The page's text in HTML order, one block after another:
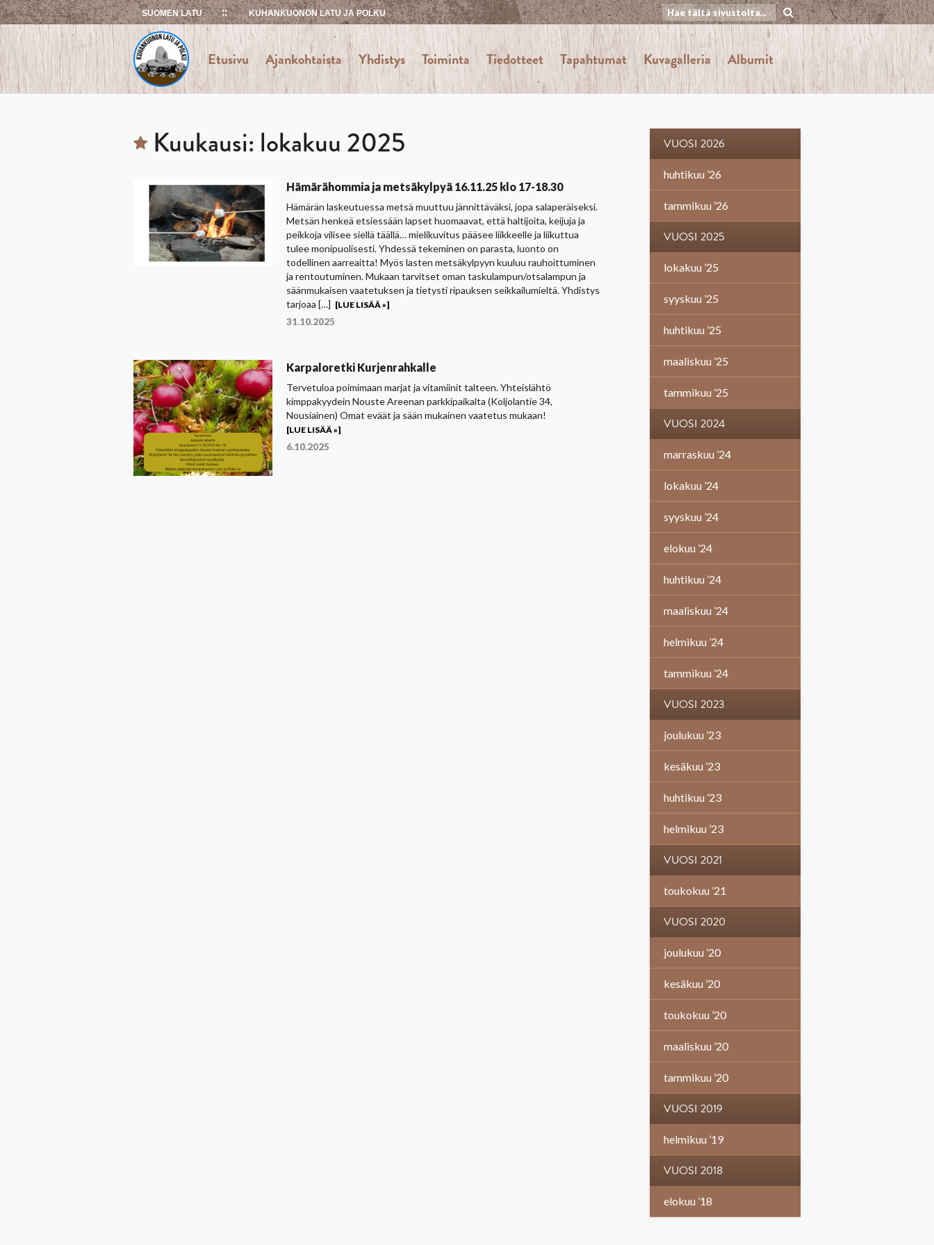
Skip
to
content
SUOMEN LATU KUHANKUONON LATU JA POLKU
Etusivu Ajankohtaista Yhdistys Toiminta Tiedotteet Tapahtumat Kuvagalleria Albumit
Kuukausi: lokakuu 2025
Hämärähommia ja metsäkylpyä 16.11.25 klo 17-18.30
Hämärän laskeutuessa metsä muuttuu jännittäväksi, jopa salaperäiseksi.
Metsän henkeä etsiessään lapset huomaavat, että haltijoita, keijuja ja
peikkoja vilisee siellä täällä… mielikuvitus pääsee liikkeelle ja liikuttua
tulee monipuolisesti. Yhdessä tekeminen on parasta, luonto on
todellinen aarreaitta! Myös lasten metsäkylpyyn kuuluu rauhoittuminen
ja rentoutuminen. Mukaan tarvitset oman taskulampun/otsalampun ja
säänmukaisen vaatetuksen ja tietysti ripauksen seikkailumieltä. Yhdistys
tarjoaa […] [LUE LISÄÄ »]
31.10.2025
Karpaloretki Kurjenrahkalle
Tervetuloa poimimaan marjat ja vitamiinit talteen. Yhteislähtö
kimppakyydein Nouste Areenan parkkipaikalta (Koljolantie 34,
Nousiainen) Omat eväät ja sään mukainen vaatetus mukaan!
[LUE LISÄÄ »]
6.10.2025
VUOSI 2026
huhtikuu ’26
tammikuu ’26
VUOSI 2025
lokakuu ’25
syyskuu ’25
huhtikuu ’25
maaliskuu ’25
tammikuu ’25
VUOSI 2024
marraskuu ’24
lokakuu ’24
syyskuu ’24
elokuu ’24
huhtikuu ’24
maaliskuu ’24
helmikuu ’24
tammikuu ’24
VUOSI 2023
joulukuu ’23
kesäkuu ’23
huhtikuu ’23
helmikuu ’23
VUOSI 2021
toukokuu ’21
VUOSI 2020
joulukuu ’20
kesäkuu ’20
toukokuu ’20
maaliskuu ’20
tammikuu ’20
VUOSI 2019
helmikuu ’19
VUOSI 2018
elokuu ’18